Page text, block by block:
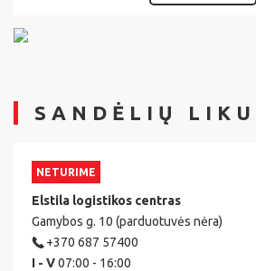
SANDĖLIŲ
NETURIME
Elstila logistikos centras
Gamybos g. 10 (parduotuvės nėra)
+370 687 57400
I - V07:00 - 16:00